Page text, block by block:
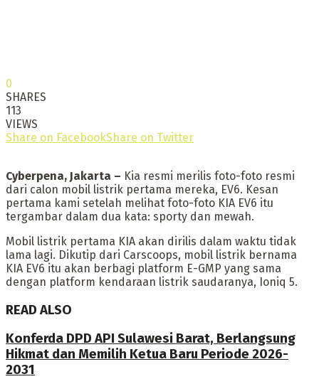
0
SHARES
113
VIEWS
Share on FacebookShare on Twitter
Cyberpena, Jakarta – Kia resmi merilis foto-foto resmi
dari calon mobil listrik pertama mereka, EV6. Kesan
pertama kami setelah melihat foto-foto KIA EV6 itu
tergambar dalam dua kata: sporty dan mewah.
Mobil listrik pertama KIA akan dirilis dalam waktu tidak
lama lagi. Dikutip dari Carscoops, mobil listrik bernama
KIA EV6 itu akan berbagi platform E-GMP yang sama
dengan platform kendaraan listrik saudaranya, Ioniq 5.
READ ALSO
Konferda DPD API Sulawesi Barat, Berlangsung
Hikmat dan Memilih Ketua Baru Periode 2026-
2031